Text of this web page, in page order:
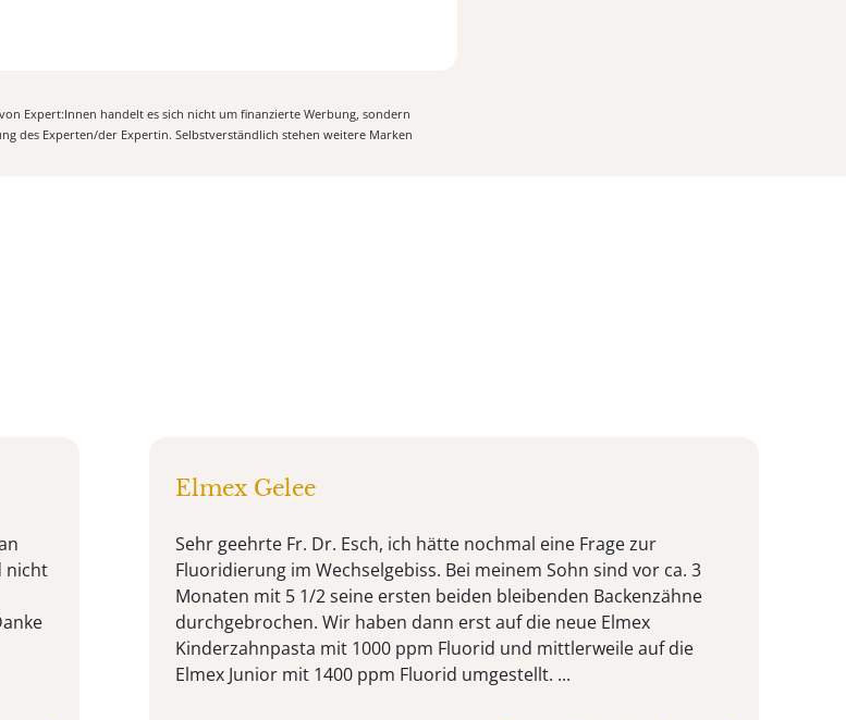
Expert:Innen handelt es sich nicht um finanzierte Werbung, sondern
des Experten/der Expertin. Selbstverständlich stehen weitere Marken
nicht
Elmex Gelee
Sehr geehrte Fr. Dr. Esch, ich hätte nochmal eine Frage zur
Fluoridierung im Wechselgebiss. Bei meinem Sohn sind vor ca. 3
Monaten mit 5 1/2 seine ersten beiden bleibenden Backenzähne
durchgebrochen. Wir haben dann erst auf die neue Elmex
Kinderzahnpasta mit 1000 ppm Fluorid und mittlerweile auf die
Elmex Junior mit 1400 ppm Fluorid umgestellt. ...